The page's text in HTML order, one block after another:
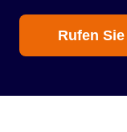
Rufen